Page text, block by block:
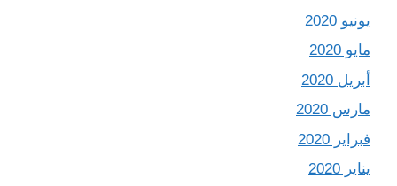
يونيو 2020
مايو 2020
أبريل 2020
مارس 2020
فبراير 2020
يناير 2020